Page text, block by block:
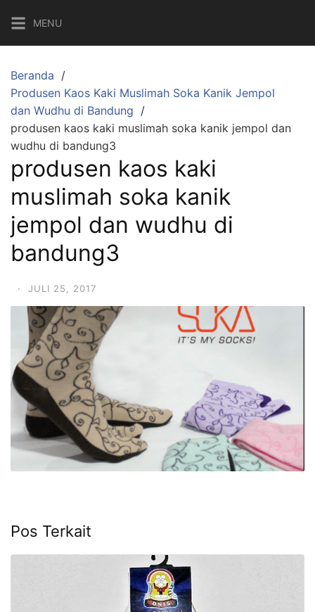
ke
konten
MENU
Beranda
Produsen Kaos Kaki Muslimah Soka Kanik Jempol
dan Wudhu di Bandung
produsen kaos kaki muslimah soka kanik jempol dan
wudhu di bandung3
produsen kaos kaki
muslimah soka kanik
jempol dan wudhu di
bandung3
· JULI 25, 2017
Pos Terkait